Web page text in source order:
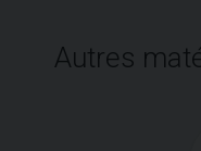
Autres